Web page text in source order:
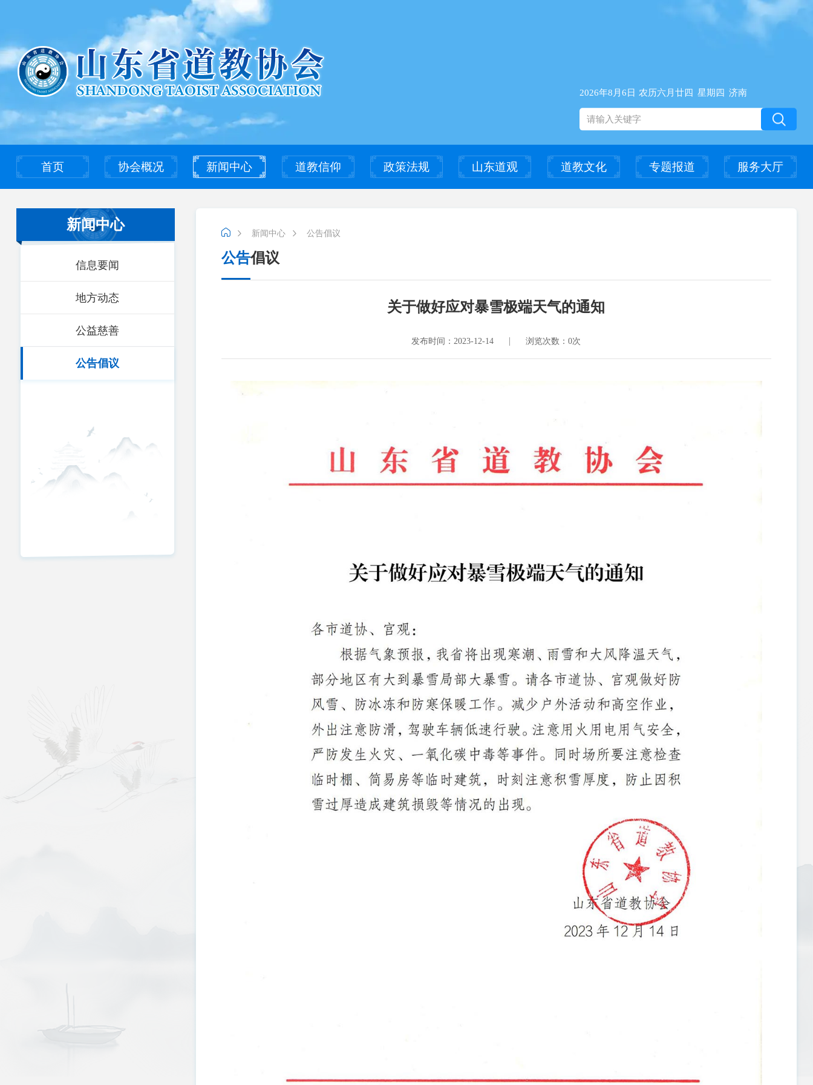
2026年8月6日 农历六月廿四 星期四 济南
首页 协会概况 新闻中心 道教信仰 政策法规 山东道观 道教文化 专题报道 服务大厅
新闻中心
信息要闻
地方动态
公益慈善
公告倡议
新闻中心 公告倡议
公告倡议
关于做好应对暴雪极端天气的通知
发布时间：2023-12-14 浏览次数：0次